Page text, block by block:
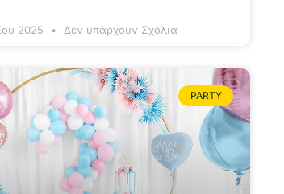
2025 Δεν υπάρχουν Σχόλια
PARTY